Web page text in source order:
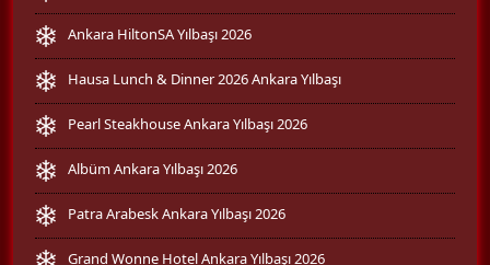
Ankara HiltonSA Yılbaşı 2026
Hausa Lunch & Dinner 2026 Ankara Yılbaşı
Pearl Steakhouse Ankara Yılbaşı 2026
Albüm Ankara Yılbaşı 2026
Patra Arabesk Ankara Yılbaşı 2026
Grand Wonne Hotel Ankara Yılbaşı 2026